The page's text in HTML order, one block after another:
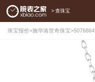
> 查珠宝
珠宝报价>施华洛世奇珠宝>5076864